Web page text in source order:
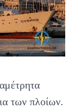
των πλοίων.